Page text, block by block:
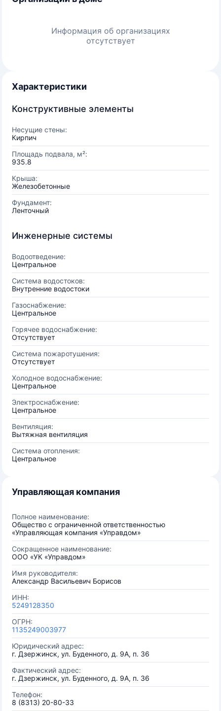
Информация об организациях
отсутствует
Характеристики
Конструктивные элементы
Несущие стены:
Кирпич
Площадь подвала, м²:
935.8
Крыша:
Железобетонные
Фундамент:
Ленточный
Инженерные системы
Водоотведение:
Центральное
Система водостоков:
Внутренние водостоки
Газоснабжение:
Центральное
Горячее водоснабжение:
Отсутствует
Система пожаротушения:
Отсутствует
Холодное водоснабжение:
Центральное
Электроснабжение:
Центральное
Вентиляция:
Вытяжная вентиляция
Система отопления:
Центральное
Управляющая компания
Полное наименование:
Общество с ограниченной ответственностью
«Управляющая компания «Управдом»
Сокращенное наименование:
ООО «УК «Управдом»
Имя руководителя:
Александр Васильевич Борисов
ИНН:
5249128350
ОГРН:
1135249003977
Юридический адрес:
г. Дзержинск, ул. Буденного, д. 9А, п. 36
Фактический адрес:
г. Дзержинск, ул. Буденного, д. 9А, п. 36
Телефон:
8 (8313) 20-80-33